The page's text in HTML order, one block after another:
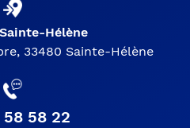
Hélène
33480 Sainte-Hélène
58 22